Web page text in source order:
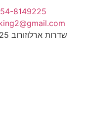
8149225
שדרות ארלוזורוב 25, עפולה